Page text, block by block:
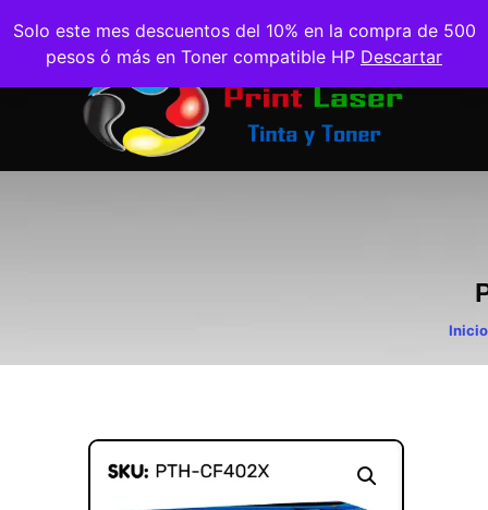
Solo este mes descuentos del 10% en la compra de 500
pesos ó más en Toner compatible HP Descartar
Inicio